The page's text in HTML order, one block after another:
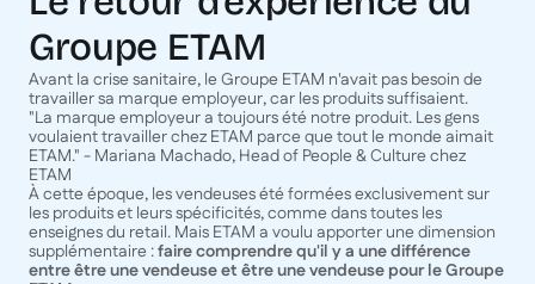
Groupe ETAM
Avant la crise sanitaire, le Groupe ETAM n'avait pas besoin de
travailler sa marque employeur, car les produits suffisaient.
"La marque employeur a toujours été notre produit. Les gens
voulaient travailler chez ETAM parce que tout le monde aimait
ETAM." - Mariana Machado, Head of People & Culture chez
ETAM
À cette époque, les vendeuses été formées exclusivement sur
les produits et leurs spécificités, comme dans toutes les
enseignes du retail. Mais ETAM a voulu apporter une dimension
supplémentaire :faire comprendre qu'il y a une différence
entre être une vendeuse et être une vendeuse pour le Groupe